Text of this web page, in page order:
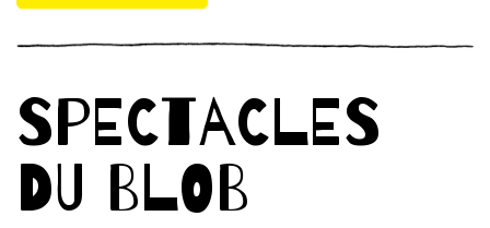
SPECTACLES
DU BLOB